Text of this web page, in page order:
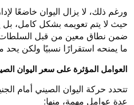
ورغم ذلك، لا يزال اليوان خاضعًا
حيث لا يتم تعويمه بشكل كامل،
ضمن نطاق معين من قبل السلطات
ما يمنحه استقرارًا نسبيًا ولكن يحد
العوامل المؤثرة على سعر اليوان
تتحدد حركة اليوان الصيني أمام
عدة عوامل مهمة، منها: